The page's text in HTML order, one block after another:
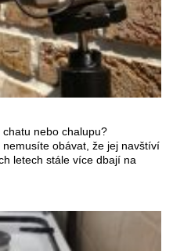
nebo chalupu?
obávat, že jej navštíví
letech stále více dbají na